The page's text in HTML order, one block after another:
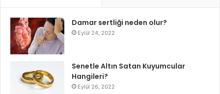
Damar sertliği neden olur?
Eylül 24, 2022
Senetle Altın Satan Kuyumcular
Hangileri?
Eylül 26, 2022